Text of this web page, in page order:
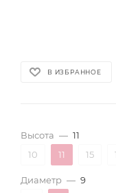
В ИЗБРАННОЕ
Высота — 11
10
11 15
Диаметр — 9